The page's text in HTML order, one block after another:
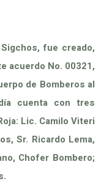
fue creado,
acuerdo No. 00321,
de Bomberos al
cuenta con tres
Lic. Camilo Viteri
Sr. Ricardo Lema,
Chofer Bombero;